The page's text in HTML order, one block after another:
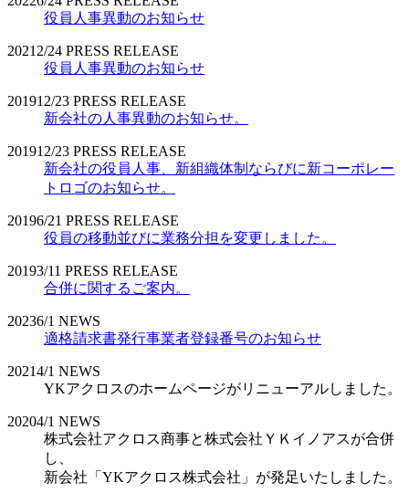
役員人事異動のお知らせ
2021 2/24 PRESS RELEASE
役員人事異動のお知らせ
201912/23 PRESS RELEASE
新会社の人事異動のお知らせ。
201912/23 PRESS RELEASE
新会社の役員人事、新組織体制ならびに新コーポレー
トロゴのお知らせ。
20196/21 PRESS RELEASE
役員の移動並びに業務分担を変更しました。
20193/11 PRESS RELEASE
合併に関するご案内。
20236/1 NEWS
適格請求書発行事業者登録番号のお知らせ
20214/1 NEWS
YKアクロスのホームページがリニューアルしました。
20204/1 NEWS
株式会社アクロス商事と株式会社ＹＫイノアスが合併
し、
新会社「YKアクロス株式会社」が発足いたしました。